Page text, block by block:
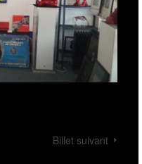
Billet suivant